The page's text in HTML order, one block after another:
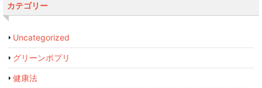
カテゴリー
Uncategorized
グリーンポプリ
健康法